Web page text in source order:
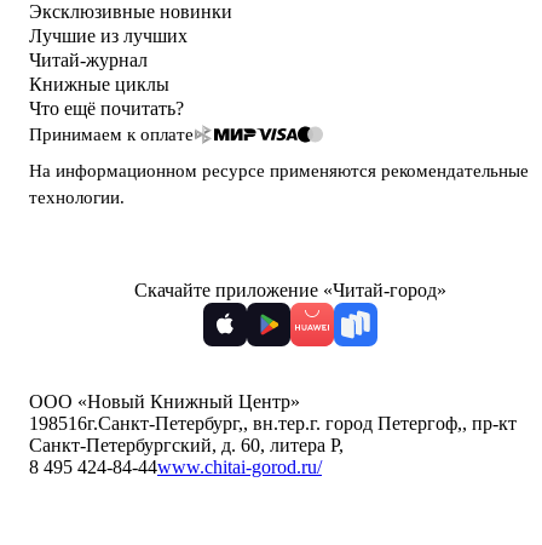
Эксклюзивные новинки
Лучшие из лучших
Читай-журнал
Книжные циклы
Что ещё почитать?
Принимаем к оплате
На информационном ресурсе применяются рекомендательные
технологии.
Скачайте приложение «Читай-город»
ООО «Новый Книжный Центр»
198516г.Санкт-Петербург,, вн.тер.г. город Петергоф,, пр-кт
Санкт-Петербургский, д. 60, литера Р,
8 495 424-84-44www.chitai-gorod.ru/